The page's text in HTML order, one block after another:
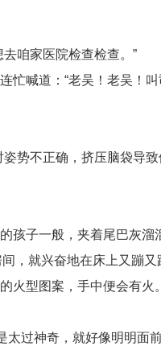
咱家医院检查检查。”
忙喊道：“老吴！老吴！
势不正确，挤压脑袋导致
孩子一般，夹着尾巴灰溜
，就兴奋地在床上又蹦又
火型图案，手中便会有火
太过神奇，就好像明明面